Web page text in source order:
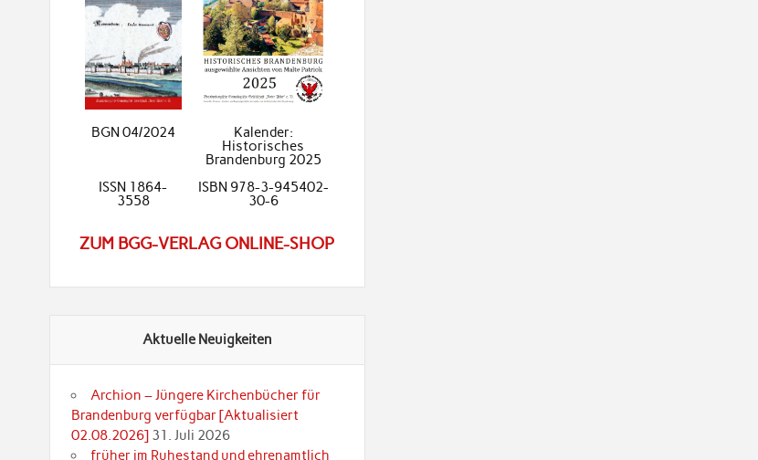
BGN 04/2024
Kalender:
Historisches
Brandenburg 2025
ISSN 1864-
3558
ISBN 978-3-945402-
30-6
ZUM BGG-VERLAG ONLINE-SHOP
Aktuelle Neuigkeiten
Archion – Jüngere Kirchenbücher für
Brandenburg verfügbar [Aktualisiert
02.08.2026] 31. Juli 2026
früher im Ruhestand und ehrenamtlich